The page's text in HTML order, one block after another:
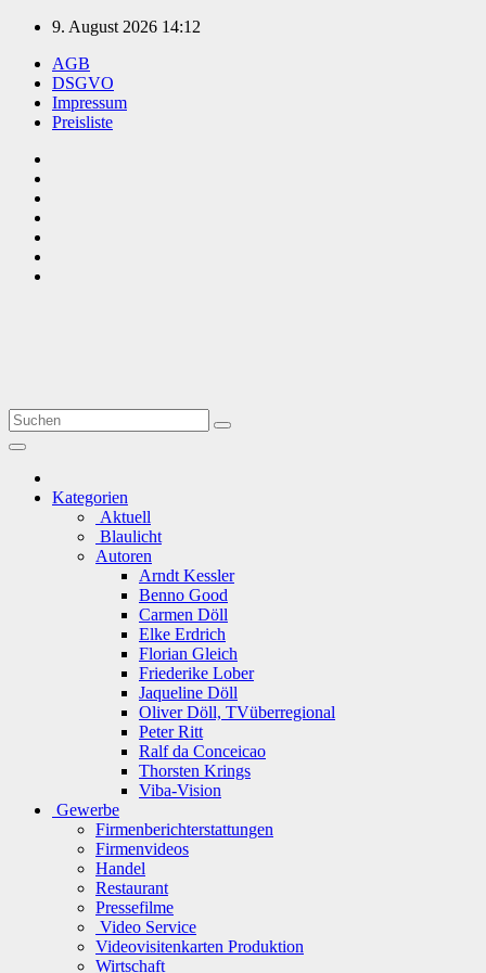
Zum
springen
9. August 2026 14:12
AGB
DSGVO
Impressum
Preisliste
Kategorien
Aktuell
Blaulicht
Autoren
Arndt Kessler
Benno Good
Carmen Döll
Elke Erdrich
Florian Gleich
Friederike Lober
Jaqueline Döll
Oliver Döll, TVüberregional
Peter Ritt
Ralf da Conceicao
Thorsten Krings
Viba-Vision
Gewerbe
Firmenberichterstattungen
Firmenvideos
Handel
Restaurant
Pressefilme
Video Service
Videovisitenkarten Produktion
Wirtschaft